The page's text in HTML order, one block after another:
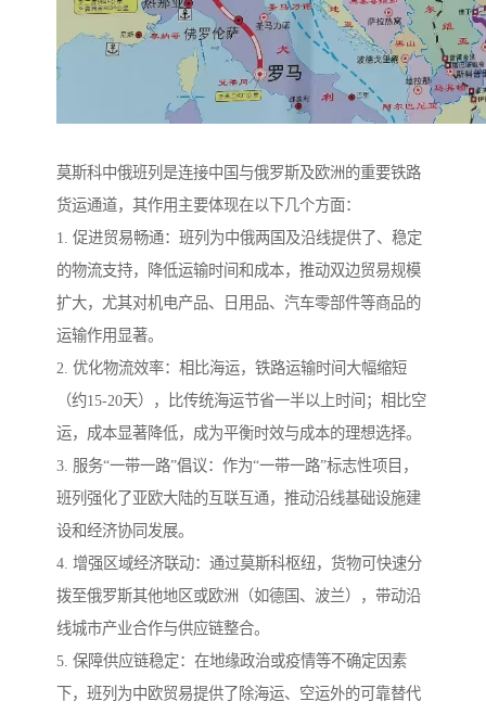
莫斯科中俄班列是连接中国与俄罗斯及欧洲的重要铁路
货运通道，其作用主要体现在以下几个方面：
1. 促进贸易畅通：班列为中俄两国及沿线提供了、稳定
的物流支持，降低运输时间和成本，推动双边贸易规模
扩大，尤其对机电产品、日用品、汽车零部件等商品的
运输作用显著。
2. 优化物流效率：相比海运，铁路运输时间大幅缩短
（约15-20天），比传统海运节省一半以上时间；相比空
运，成本显著降低，成为平衡时效与成本的理想选择。
3. 服务“一带一路”倡议：作为“一带一路”标志性项目，
班列强化了亚欧大陆的互联互通，推动沿线基础设施建
设和经济协同发展。
4. 增强区域经济联动：通过莫斯科枢纽，货物可快速分
拨至俄罗斯其他地区或欧洲（如德国、波兰），带动沿
线城市产业合作与供应链整合。
5. 保障供应链稳定：在地缘政治或疫情等不确定因素
下，班列为中欧贸易提供了除海运、空运外的可靠替代